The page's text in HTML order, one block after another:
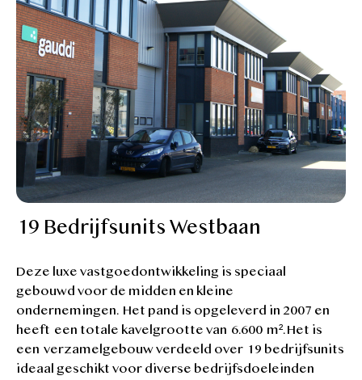
19 Bedrijfsunits Westbaan
Deze luxe vastgoedontwikkeling is speciaal
gebouwd voor de midden en kleine
ondernemingen. Het pand is opgeleverd in 2007 en
heeft een totale kavelgrootte van 6.600 m². Het is
een verzamelgebouw verdeeld over 19 bedrijfsunits
ideaal geschikt voor diverse bedrijfsdoeleinden